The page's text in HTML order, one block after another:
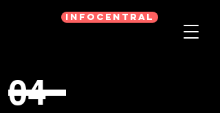
infoCentral
04